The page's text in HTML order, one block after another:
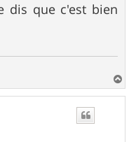
dis que c'est bien
a